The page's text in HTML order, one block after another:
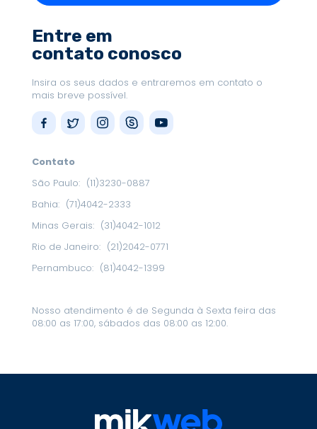
Entre em
contato conosco
Insira os seus dados e entraremos em contato o
mais breve possível.
Contato
São Paulo: (11)3230-0887
Bahia: (71)4042-2333
Minas Gerais: (31)4042-1012
Rio de Janeiro: (21)2042-0771
Pernambuco: (81)4042-1399
Nosso atendimento é de Segunda à Sexta feira das
08:00 as 17:00, sábados das 08:00 as 12:00.